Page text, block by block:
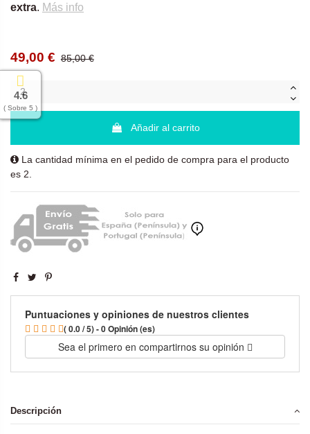
4.6
( Sobre 5 )
extra. Más info
49,00 € 85,00 €
Añadir al carrito
La cantidad mínima en el pedido de compra para el producto
es 2.
Puntuaciones y opiniones de nuestros clientes
( 0.0 / 5) - 0 Opinión (es)
Sea el primero en compartirnos su opinión
Descripción